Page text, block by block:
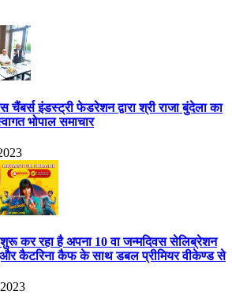
चैंबर्स इंडस्ट्री फेडरेशन द्वारा श्री राजा बुंदेला का
भोपाल समाचार
शुरू कर रहा है अपना 10 वा जन्मदिवस सेलिब्रेशन
कैटरिना कैफ के साथ डबल प्रीमियर वीकेण्ड से